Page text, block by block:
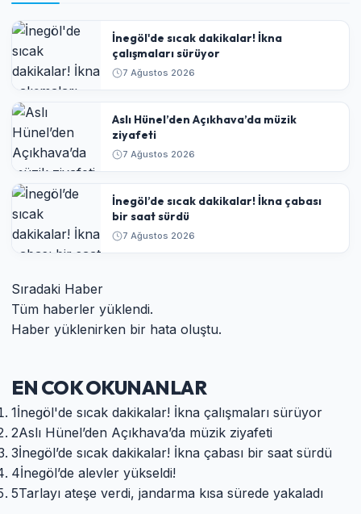
İnegöl'de sıcak dakikalar! İkna
çalışmaları sürüyor
7 Ağustos 2026
Aslı Hünel’den Açıkhava’da müzik
ziyafeti
7 Ağustos 2026
İnegöl’de sıcak dakikalar! İkna çabası
bir saat sürdü
7 Ağustos 2026
Sıradaki Haber
Tüm haberler yüklendi.
Haber yüklenirken bir hata oluştu.
EN COK OKUNANLAR
1İnegöl'de sıcak dakikalar! İkna çalışmaları sürüyor
2Aslı Hünel’den Açıkhava’da müzik ziyafeti
3İnegöl’de sıcak dakikalar! İkna çabası bir saat sürdü
4İnegöl’de alevler yükseldi!
5Tarlayı ateşe verdi, jandarma kısa sürede yakaladı